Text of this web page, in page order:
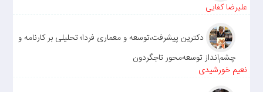
علیرضا کفایی
دکترین پیشرفت،توسعه و معماری فردا؛ تحلیلی بر کارنامه و
چشم‌انداز توسعه‌محور تاجگردون
نعیم خورشیدی